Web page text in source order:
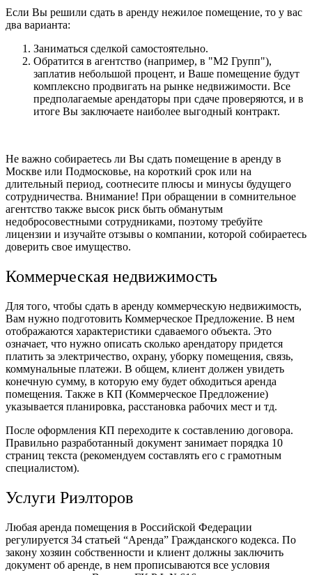
Если Вы решили сдать в аренду нежилое помещение, то у вас
два варианта:
Заниматься сделкой самостоятельно.
Обратится в агентство (например, в "М2 Групп"),
заплатив небольшой процент, и Ваше помещение будут
комплексно продвигать на рынке недвижимости. Все
предполагаемые арендаторы при сдаче проверяются, и в
итоге Вы заключаете наиболее выгодный контракт.
Не важно собираетесь ли Вы сдать помещение в аренду в
Москве или Подмосковье, на короткий срок или на
длительный период, соотнесите плюсы и минусы будущего
сотрудничества. Внимание! При обращении в сомнительное
агентство также высок риск быть обманутым
недобросовестными сотрудниками, поэтому требуйте
лицензии и изучайте отзывы о компании, которой собираетесь
доверить свое имущество.
Коммерческая недвижимость
Для того, чтобы сдать в аренду коммерческую недвижимость,
Вам нужно подготовить Коммерческое Предложение. В нем
отображаются характеристики сдаваемого объекта. Это
означает, что нужно описать сколько арендатору придется
платить за электричество, охрану, уборку помещения, связь,
коммунальные платежи. В общем, клиент должен увидеть
конечную сумму, в которую ему будет обходиться аренда
помещения. Также в КП (Коммерческое Предложение)
указывается планировка, расстановка рабочих мест и тд.
После оформления КП переходите к составлению договора.
Правильно разработанный документ занимает порядка 10
страниц текста (рекомендуем составлять его с грамотным
специалистом).
Услуги Риэлторов
Любая аренда помещения в Российской Федерации
регулируется 34 статьей “Аренда” Гражданского кодекса. По
закону хозяин собственности и клиент должны заключить
документ об аренде, в нем прописываются все условия